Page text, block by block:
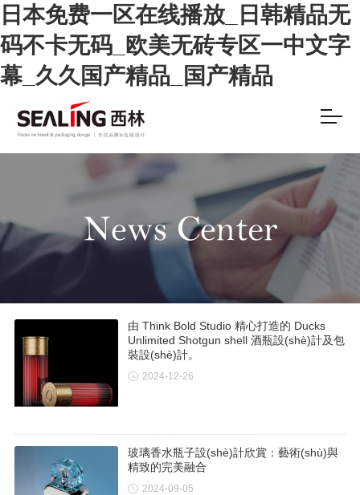
日本免费一区在线播放_日韩精品无
码不卡无码_欧美无砖专区一中文字
幕_久久国产精品_国产精品
由 Think Bold Studio 精心打造的 Ducks
Unlimited Shotgun shell 酒瓶設(shè)計及包
裝設(shè)計。
2024-12-26
玻璃香水瓶子設(shè)計欣賞：藝術(shù)與
精致的完美融合
2024-09-05